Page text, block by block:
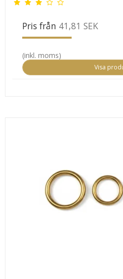
Pris från 41,81 SEK
(inkl. moms)
Visa